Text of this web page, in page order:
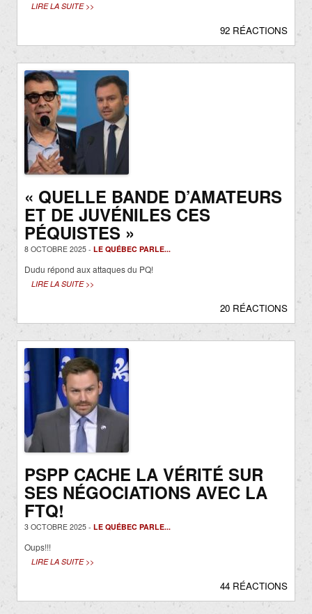
LIRE LA SUITE >>
92 RÉACTIONS
« QUELLE BANDE D’AMATEURS
ET DE JUVÉNILES CES
PÉQUISTES »
8 OCTOBRE 2025 - LE QUÉBEC PARLE...
Dudu répond aux attaques du PQ!
LIRE LA SUITE >>
20 RÉACTIONS
PSPP CACHE LA VÉRITÉ SUR
SES NÉGOCIATIONS AVEC LA
FTQ!
3 OCTOBRE 2025 - LE QUÉBEC PARLE...
Oups!!!
LIRE LA SUITE >>
44 RÉACTIONS